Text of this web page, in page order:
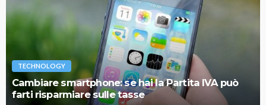
TECHNOLOGY
Cambiare smartphone: se hai la Partita IVA può
farti risparmiare sulle tasse